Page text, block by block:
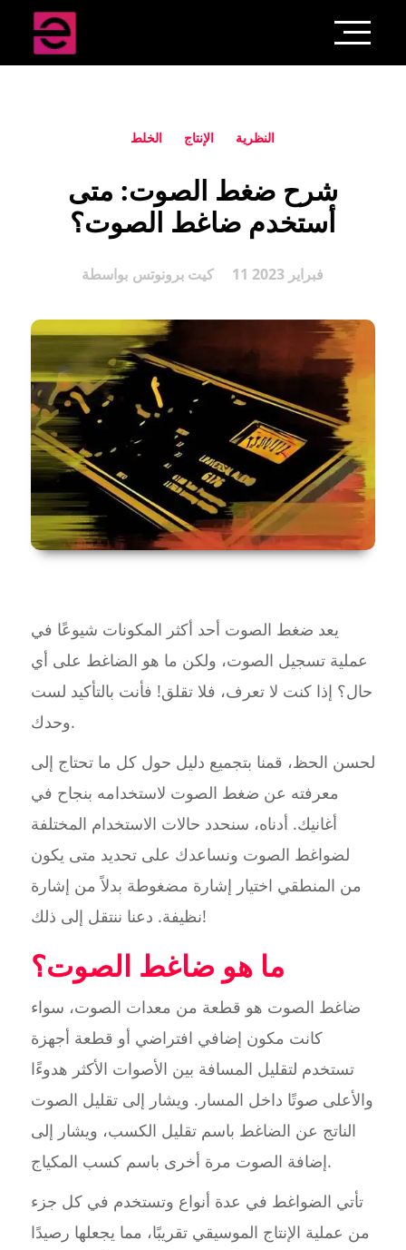
الخلط الإنتاج النظرية
شرح ضغط الصوت: متى
أستخدم ضاغط الصوت؟
بواسطة كيت برونوتس 11 فبراير 2023
يعد ضغط الصوت أحد أكثر المكونات شيوعًا في
عملية تسجيل الصوت، ولكن ما هو الضاغط على أي
حال؟ إذا كنت لا تعرف، فلا تقلق! فأنت بالتأكيد لست
وحدك.
لحسن الحظ، قمنا بتجميع دليل حول كل ما تحتاج إلى
معرفته عن ضغط الصوت لاستخدامه بنجاح في
أغانيك. أدناه، سنحدد حالات الاستخدام المختلفة
لضواغط الصوت ونساعدك على تحديد متى يكون
من المنطقي اختيار إشارة مضغوطة بدلاً من إشارة
نظيفة. دعنا ننتقل إلى ذلك!
ما هو ضاغط الصوت؟
ضاغط الصوت هو قطعة من معدات الصوت، سواء
كانت مكون إضافي افتراضي أو قطعة أجهزة
تستخدم لتقليل المسافة بين الأصوات الأكثر هدوءًا
والأعلى صوتًا داخل المسار. ويشار إلى تقليل الصوت
الناتج عن الضاغط باسم تقليل الكسب، ويشار إلى
إضافة الصوت مرة أخرى باسم كسب المكياج.
تأتي الضواغط في عدة أنواع وتستخدم في كل جزء
من عملية الإنتاج الموسيقي تقريبًا، مما يجعلها رصيدًا